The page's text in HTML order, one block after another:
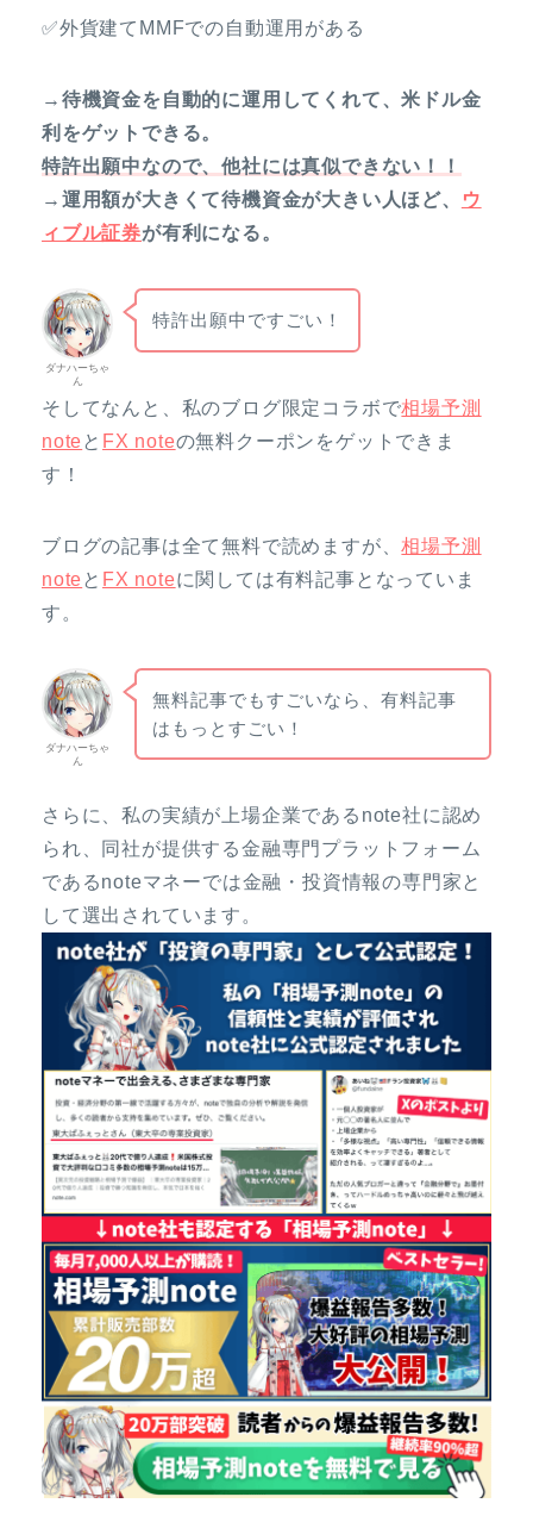
✅外貨建てMMFでの自動運用がある
→待機資金を自動的に運用してくれて、米ドル金
利をゲットできる。
特許出願中なので、他社には真似できない！！
→運用額が大きくて待機資金が大きい人ほど、
ウ
ィブル証券が有利になる。
ダナハーちゃ
ん
特許出願中ですごい！
そしてなんと、私のブログ限定コラボで相場予測
note と FX noteの無料クーポンをゲットできま
す！
ブログの記事は全て無料で読めますが、相場予測
note と FX noteに関しては有料記事となっていま
す。
ダナハーちゃ
ん
無料記事でもすごいなら、有料記事
はもっとすごい！
さらに、私の実績が上場企業であるnote社に認め
られ、同社が提供する金融専門プラットフォーム
であるnoteマネーでは金融・投資情報の専門家と
して選出されています。